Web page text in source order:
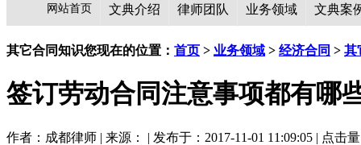
网站首页 文典介绍 律师团队 业务领域 文典案
其它合同知识您现在的位置： 首页 > 业务领域 > 经济合同 > 其
签订劳动合同注意事项都有哪
作者：成都律师 | 来源： | 发布于：2017-11-01 11:09:05 | 点击